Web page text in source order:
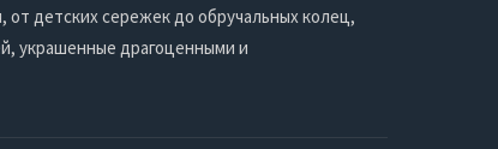
детских сережек до обручальных колец,
украшенные драгоценными и